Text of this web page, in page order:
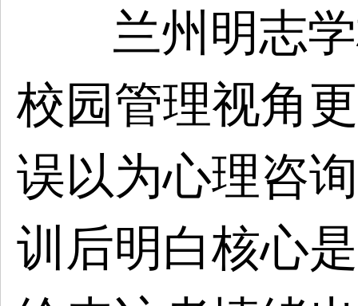
兰州明志
校园管理视角
误以为心理咨
训后明白核心